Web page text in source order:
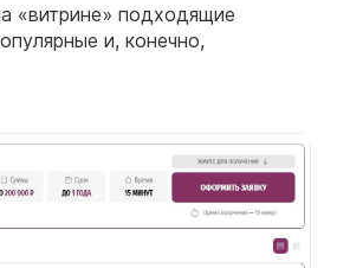
«витрине» подходящие
и, конечно,